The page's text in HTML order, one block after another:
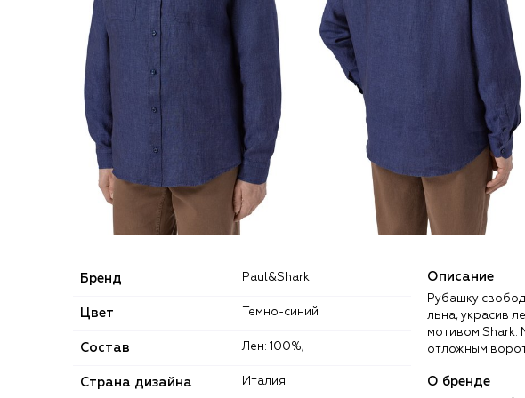
Бренд Paul&Shark
Цвет Темно-синий
Состав Лен: 100%;
Страна дизайна Италия
Описание
Рубашку
льна, украсив
мотивом Shark.
отложным
О бренде